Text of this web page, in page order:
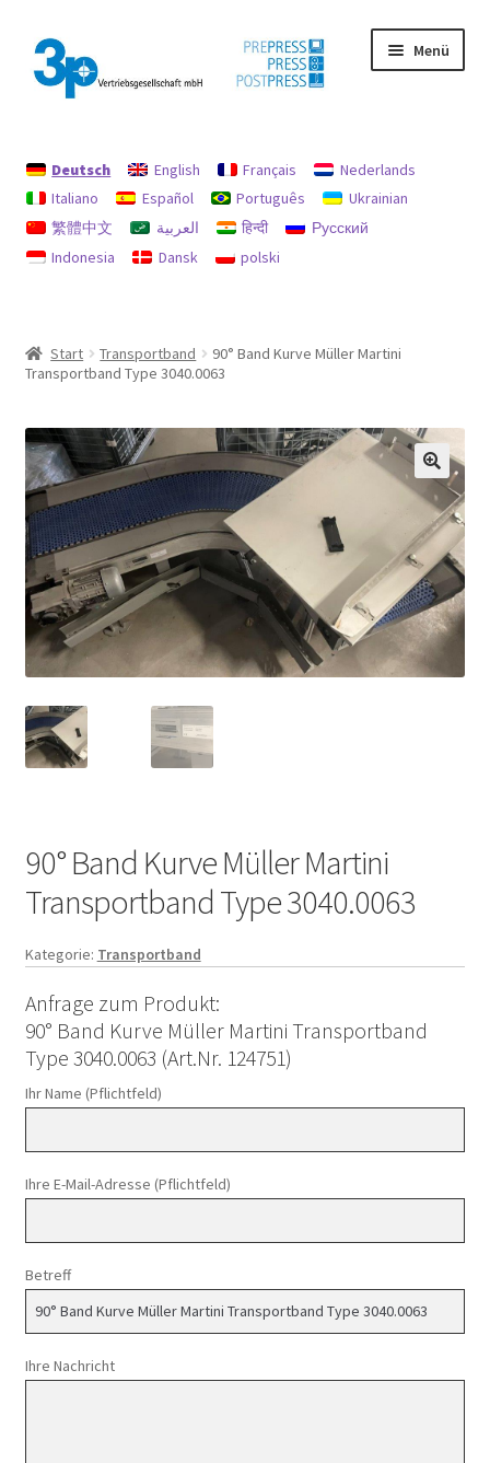
Zur
Navigation
springen
Zum
Inhalt
springen
Menü
Datenschutz
Gebrauchtmaschinen
Deutsch English Français
Nederlands
Italiano
Español Português
Ukrainian
繁體中文
العربية हिन्दी
Русский
Indonesia
Dansk polski
Start Transportband
90° Band Kurve Müller Martini
Transportband Type 3040.0063
90° Band Kurve Müller Martini
Transportband Type 3040.0063
Kategorie: Transportband
Anfrage zum Produkt:
90° Band Kurve Müller Martini Transportband
Type 3040.0063 (Art.Nr. 124751)
Ihr Name (Pflichtfeld)
Ihre E-Mail-Adresse (Pflichtfeld)
Betreff
Ihre Nachricht